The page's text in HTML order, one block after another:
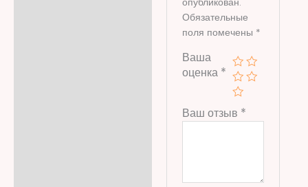
Обязательные
поля помечены *
Ваша
оценка *
Ваш отзыв *